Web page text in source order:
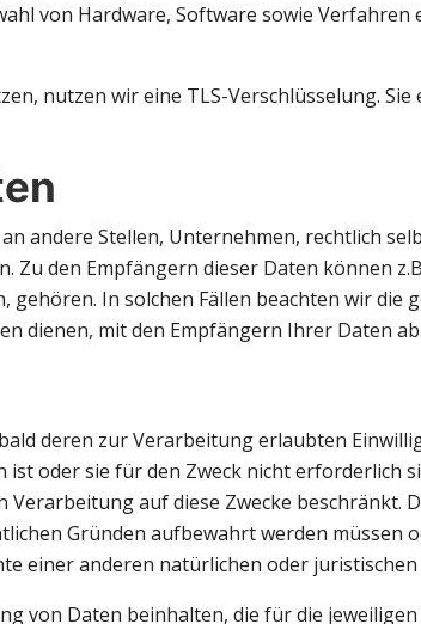
von Hardware, Software sowie Verfahren
nutzen wir eine TLS-Verschlüsselung.
andere Stellen, Unternehmen, rechtlich
den Empfängern dieser Daten können
In solchen Fällen beachten wir die
dienen, mit den Empfängern Ihrer Daten ab.
deren zur Verarbeitung erlaubten
oder sie für den Zweck nicht erforderlich
auf diese Zwecke beschränkt.
Gründen aufbewahrt werden müssen
einer anderen natürlichen oder
von Daten beinhalten, die für die